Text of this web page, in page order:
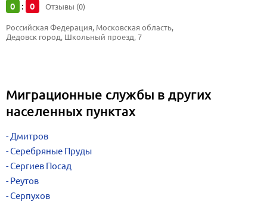
0 : 0 Отзывы (0)
Российская Федерация, Московская область,
Дедовск город, Школьный проезд, 7
Миграционные службы в других
населенных пунктах
Дмитров
Серебряные Пруды
Сергиев Посад
Реутов
Серпухов